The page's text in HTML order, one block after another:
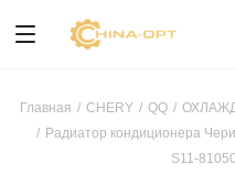
Главная / CHERY / QQ /
/ Радиатор кондиционера
S11-